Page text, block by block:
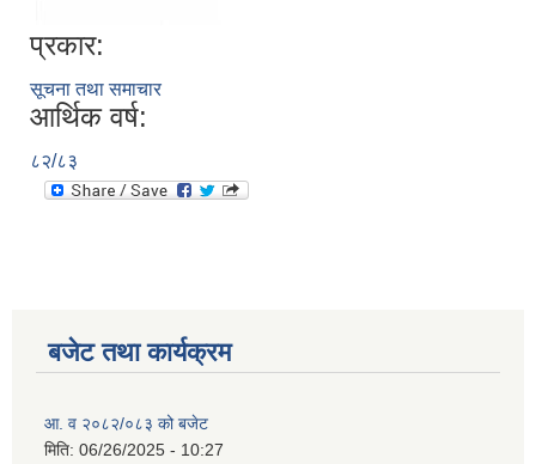
प्रकार:
सूचना तथा समाचार
आर्थिक वर्ष:
८२/८३
बजेट तथा कार्यक्रम
आ. व २०८२/०८३ को बजेट
मिति: 06/26/2025 - 10:27